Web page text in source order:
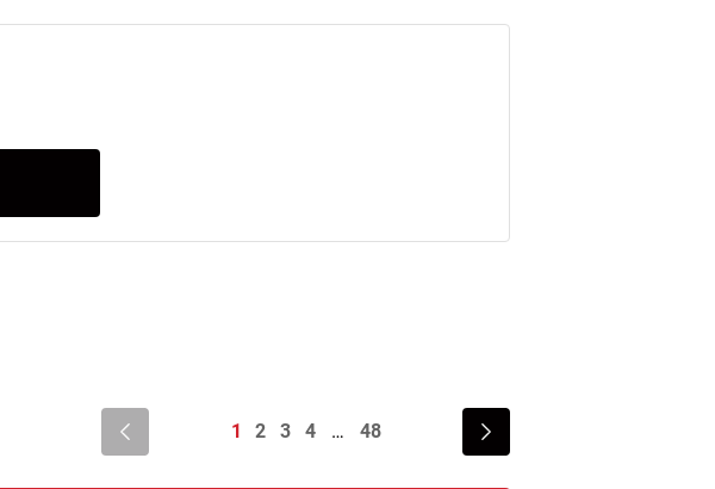
1 2 3 4 48